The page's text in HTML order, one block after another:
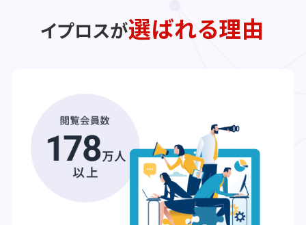
イプロスが選ばれる理由